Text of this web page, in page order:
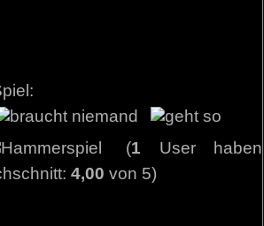
(1 User haben
4,00 von 5)